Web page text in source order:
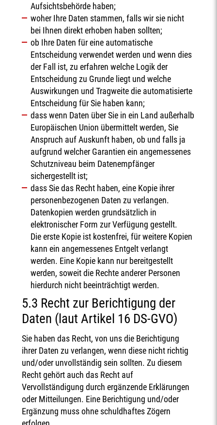
Aufsichtsbehörde haben;
woher Ihre Daten stammen, falls wir sie nicht
bei Ihnen direkt erhoben haben sollten;
ob Ihre Daten für eine automatische
Entscheidung verwendet werden und wenn dies
der Fall ist, zu erfahren welche Logik der
Entscheidung zu Grunde liegt und welche
Auswirkungen und Tragweite die automatisierte
Entscheidung für Sie haben kann;
dass wenn Daten über Sie in ein Land außerhalb
Europäischen Union übermittelt werden, Sie
Anspruch auf Auskunft haben, ob und falls ja
aufgrund welcher Garantien ein angemessenes
Schutzniveau beim Datenempfänger
sichergestellt ist;
dass Sie das Recht haben, eine Kopie ihrer
personenbezogenen Daten zu verlangen.
Datenkopien werden grundsätzlich in
elektronischer Form zur Verfügung gestellt.
Die erste Kopie ist kostenfrei, für weitere Kopien
kann ein angemessenes Entgelt verlangt
werden. Eine Kopie kann nur bereitgestellt
werden, soweit die Rechte anderer Personen
hierdurch nicht beeinträchtigt werden.
5.3 Recht zur Berichtigung der
Daten (laut Artikel 16 DS-GVO)
Sie haben das Recht, von uns die Berichtigung
ihrer Daten zu verlangen, wenn diese nicht richtig
und/oder unvollständig sein sollten. Zu diesem
Recht gehört auch das Recht auf
Vervollständigung durch ergänzende Erklärungen
oder Mitteilungen. Eine Berichtigung und/oder
Ergänzung muss ohne schuldhaftes Zögern